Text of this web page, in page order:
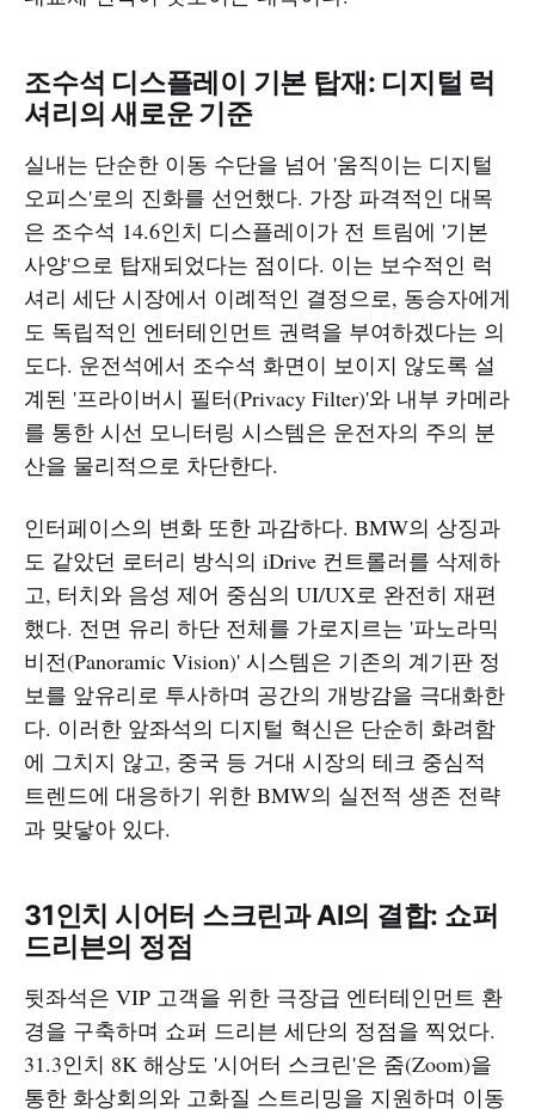
조수석 디스플레이 기본 탑재: 디지털 럭
셔리의 새로운 기준
실내는 단순한 이동 수단을 넘어 '움직이는 디지털
오피스'로의 진화를 선언했다. 가장 파격적인 대목
은 조수석 14.6인치 디스플레이가 전 트림에 '기본
사양'으로 탑재되었다는 점이다. 이는 보수적인 럭
셔리 세단 시장에서 이례적인 결정으로, 동승자에게
도 독립적인 엔터테인먼트 권력을 부여하겠다는 의
도다. 운전석에서 조수석 화면이 보이지 않도록 설
계된 '프라이버시 필터(Privacy Filter)'와 내부 카메라
를 통한 시선 모니터링 시스템은 운전자의 주의 분
산을 물리적으로 차단한다.
인터페이스의 변화 또한 과감하다. BMW의 상징과
도 같았던 로터리 방식의 iDrive 컨트롤러를 삭제하
고, 터치와 음성 제어 중심의 UI/UX로 완전히 재편
했다. 전면 유리 하단 전체를 가로지르는 '파노라믹
비전(Panoramic Vision)' 시스템은 기존의 계기판 정
보를 앞유리로 투사하며 공간의 개방감을 극대화한
다. 이러한 앞좌석의 디지털 혁신은 단순히 화려함
에 그치지 않고, 중국 등 거대 시장의 테크 중심적
트렌드에 대응하기 위한 BMW의 실전적 생존 전략
과 맞닿아 있다.
31인치 시어터 스크린과 AI의 결합: 쇼퍼
드리븐의 정점
뒷좌석은 VIP 고객을 위한 극장급 엔터테인먼트 환
경을 구축하며 쇼퍼 드리븐 세단의 정점을 찍었다.
31.3인치 8K 해상도 '시어터 스크린'은 줌(Zoom)을
통한 화상회의와 고화질 스트리밍을 지원하며 이동